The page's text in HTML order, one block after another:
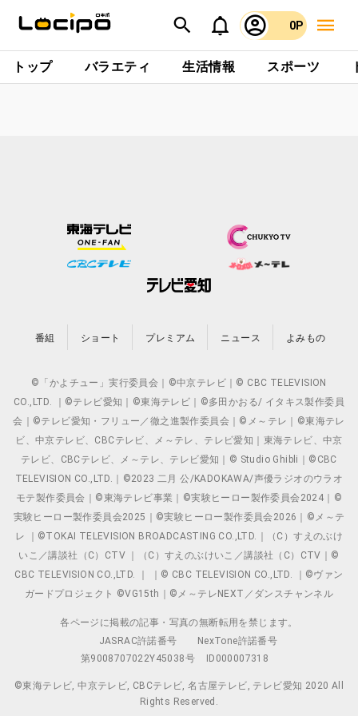
0P
トップ バラエティ 生活情報 スポーツ
番組 ショート プレミアム ニュース よみもの
©「かよチュー」実行委員会｜©中京テレビ｜© CBC TELEVISION
CO.,LTD. ｜©テレビ愛知｜©東海テレビ｜©多田かおる/ イタキス製作委員
会｜©テレビ愛知・フリュー／徹之進製作委員会｜©メ～テレ｜©東海テレ
ビ、中京テレビ、CBCテレビ、メ～テレ、テレビ愛知｜東海テレビ、中京
テレビ、CBCテレビ、メ～テレ、テレビ愛知｜© Studio Ghibli｜©CBC
TELEVISION CO.,LTD.｜©2023 二月 公/KADOKAWA/声優ラジオのウラオ
モテ製作委員会｜©東海テレビ事業｜©実験ヒーロー製作委員会2024｜©
実験ヒーロー製作委員会2025｜©実験ヒーロー製作委員会2026｜©メ～テ
レ ｜©TOKAI TELEVISION BROADCASTING CO.,LTD.｜（C）すえのぶけ
いこ／講談社（C）CTV ｜（C）すえのぶけいこ／講談社（C）CTV｜©
CBC TELEVISION CO.,LTD. ｜ ｜© CBC TELEVISION CO.,LTD. ｜©ヴァン
ガードプロジェクト ©VG15th｜©メ～テレNEXT／ダンスチャンネル
各ページに掲載の記事・写真の無断転用を禁じます。
JASRAC許諾番号
NexTone許諾番号
第9008707022Y45038号
ID000007318
©東海テレビ, 中京テレビ, CBCテレビ, 名古屋テレビ, テレビ愛知 2020 All
Rights Reserved.